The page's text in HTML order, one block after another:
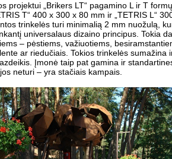
projektui „Brikers LT“ pagamino L ir T
T“ 400 x 300 x 80 mm ir „TETRIS L“
trinkelės turi minimalią 2 mm nuožulą,
universalaus dizaino principus. Tokia
– pėstiems, važiuotiems,
ar riedučiais. Tokios trinkelės sumažina
Įmonė taip pat gamina ir
neturi – yra stačiais kampais.